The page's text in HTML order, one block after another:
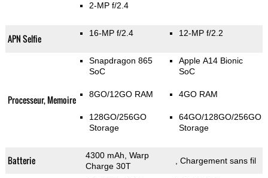
2-MP f/2.4
APN Selfie 16-MP f/2.4 12-MP f/2.2
Processeur, Memoire
Snapdragon 865
SoC
8GO/12GO RAM
128GO/256GO
Storage
Apple A14 Bionic
SoC
4GO RAM
64GO/128GO/256GO
Storage
Batterie
4300 mAh, Warp
Charge 30T
, Chargement sans fil